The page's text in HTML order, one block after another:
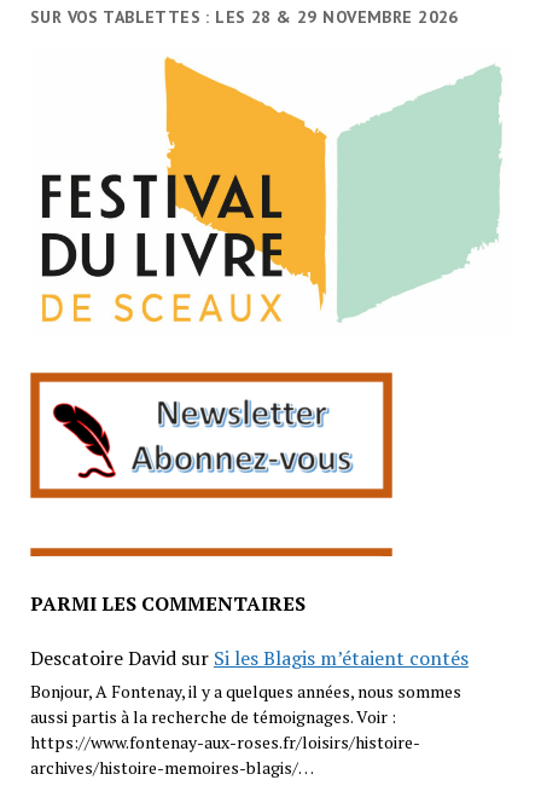
SUR VOS TABLETTES : LES 28 & 29 NOVEMBRE 2026
PARMI LES COMMENTAIRES
Descatoire Davidsur Si les Blagis m’étaient contés
Bonjour, A Fontenay, il y a quelques années, nous sommes
aussi partis à la recherche de témoignages. Voir :
https://www.fontenay-aux-roses.fr/loisirs/histoire-
archives/histoire-memoires-blagis/…